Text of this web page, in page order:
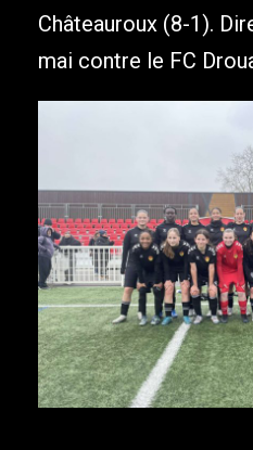
Châteauroux (8-1).
mai contre le FC